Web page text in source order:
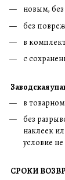
новым,
без
в
с
Заводская
в
без
наклеек
условие
СРОКИ